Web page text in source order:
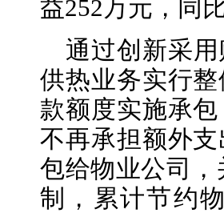
益252万元，同
通过创新采
供热业务实行
款额度实施承
不再承担额外
包给物业公司，
制，累计节约